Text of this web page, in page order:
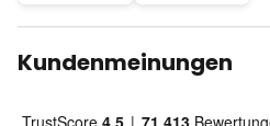
Kundenmeinungen